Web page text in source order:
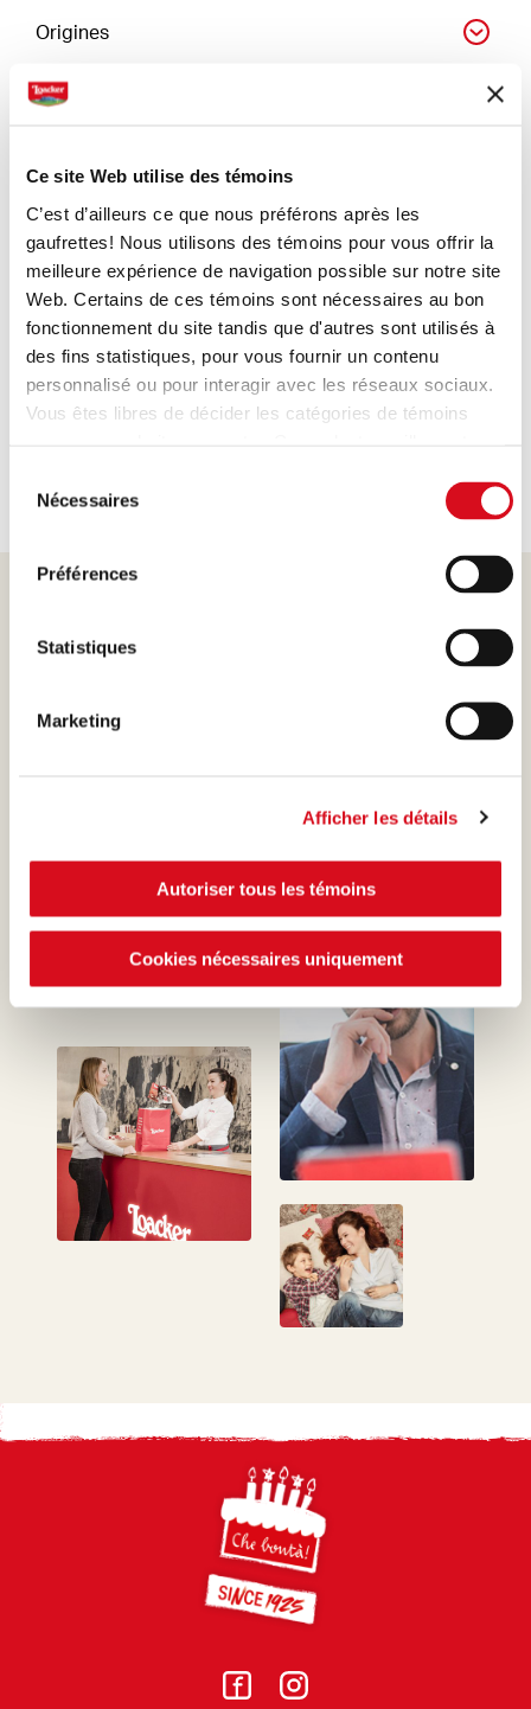
Ce site Web utilise des témoins
C’est d’ailleurs ce que nous préférons après les
gaufrettes! Nous utilisons des témoins pour vous offrir la
meilleure expérience de navigation possible sur notre site
Web. Certains de ces témoins sont nécessaires au bon
fonctionnement du site tandis que d'autres sont utilisés à
des fins statistiques, pour vous fournir un contenu
personnalisé ou pour interagir avec les réseaux sociaux.
Vous êtes libres de décider les catégories de témoins
certaines fonctionnalités du site peuvent ne plus être
Nécessaires
Préférences
Statistiques
Marketing
Afficher les détails
Autoriser tous les témoins
Cookies nécessaires uniquement
Origines
Où produisez-vous ?
Ingrédients
Nutrition
Remplissez simplement notre formulaire de
ALLER AU FORMULAIRE DE CONTACT